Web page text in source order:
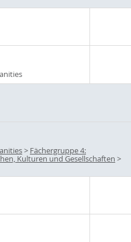
> Fächergruppe 4:
Kulturen und Gesellschaften >